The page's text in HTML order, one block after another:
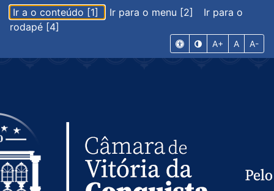
Ir a o conteúdo [1] Ir para o menu [2]
Ir para o
rodapé [4]
A+ A A-